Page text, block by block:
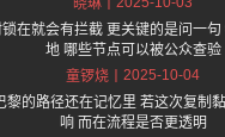
晓琳
在就会有拦截 更关键的是问一
地 哪些节点可以被公众查验
童锣烧
2025-10-04
黎的路径还在记忆里 若这次复制
响 而在流程是否更透明